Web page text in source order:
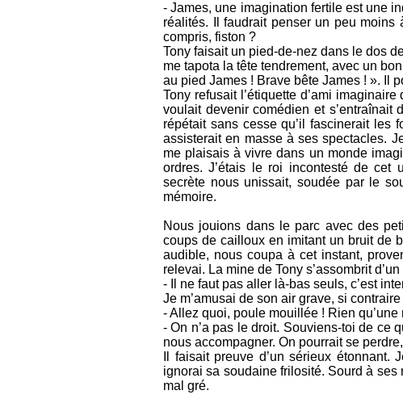
- James, une imagination fertile est une
réalités. Il faudrait penser un peu moins
compris, fiston ?
Tony faisait un pied-de-nez dans le dos
me tapota la tête tendrement, avec un
au pied James ! Brave bête James ! ». Il
Tony refusait l’étiquette d’ami
voulait devenir comédien et s’entraînait
répétait sans cesse qu’il fascinerait les
assisterait en masse à ses spectacles.
me plaisais à vivre dans un monde
ordres. J’étais le roi incontesté de cet
secrète nous unissait, soudée par le
mémoire.
Nous jouions dans le parc avec des
coups de cailloux en imitant un bruit de
audible, nous coupa à cet instant,
relevai. La mine de Tony s’assombrit
- Il ne faut pas aller là-bas seuls, c’est
Je m’amusai de son air grave, si
- Allez quoi, poule mouillée ! Rien qu’une
- On n’a pas le droit. Souviens-toi de ce
nous accompagner. On pourrait se
Il faisait preuve d’un sérieux
ignorai sa soudaine frilosité. Sourd à
mal gré.